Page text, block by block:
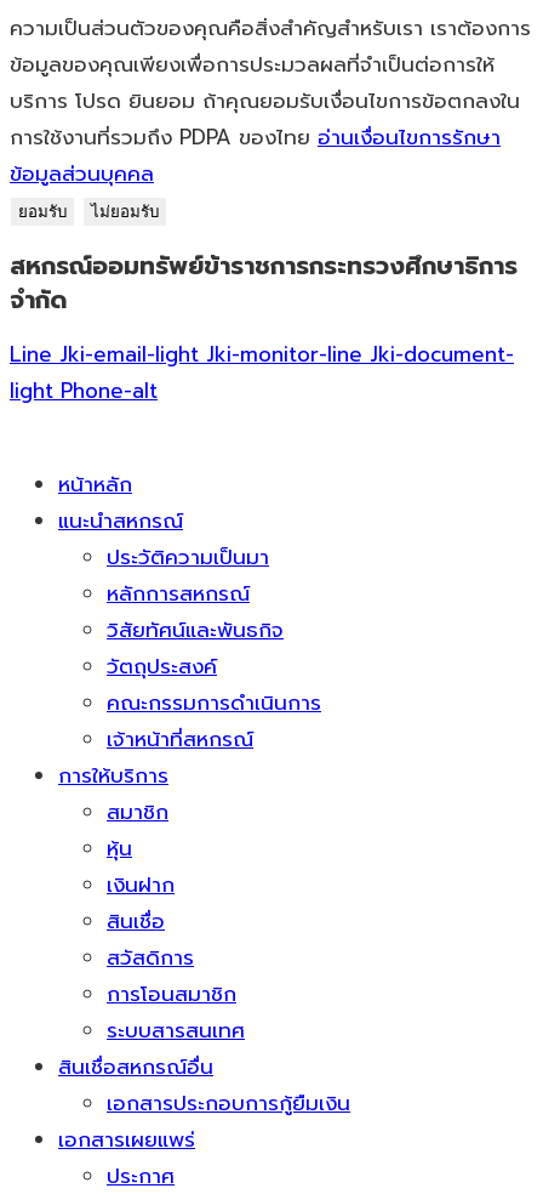
ความเป็นส่วนตัวของคุณคือสิ่งสำคัญสำหรับเรา เราต้องการ
ข้อมูลของคุณเพียงเพื่อการประมวลผลที่จำเป็นต่อการให้
บริการ โปรด ยินยอม ถ้าคุณยอมรับเงื่อนไขการข้อตกลงใน
การใช้งานที่รวมถึง PDPA ของไทย อ่านเงื่อนไขการรักษา
ข้อมูลส่วนบุคคล
ยอมรับ ไม่ยอมรับ
Skip
to
content
สหกรณ์ออมทรัพย์ข้าราชการกระทรวงศึกษาธิการ
จำกัด
Line Jki-email-light Jki-monitor-line Jki-document-
light Phone-alt
หน้าหลัก
แนะนำสหกรณ์
ประวัติความเป็นมา
หลักการสหกรณ์
วิสัยทัศน์และพันธกิจ
วัตถุประสงค์
คณะกรรมการดำเนินการ
เจ้าหน้าที่สหกรณ์
การให้บริการ
สมาชิก
หุ้น
เงินฝาก
สินเชื่อ
สวัสดิการ
การโอนสมาชิก
ระบบสารสนเทศ
สินเชื่อสหกรณ์อื่น
เอกสารประกอบการกู้ยืมเงิน
เอกสารเผยแพร่
ประกาศ